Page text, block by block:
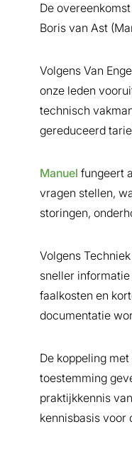
De
Boris van Ast
Volgens Van
onze leden
technisch
gereduceerd
Manuel fungeert
vragen stellen,
storingen,
Volgens
sneller
faalkosten en
documentatie
De koppeling
toestemming
praktijkkennis
kennisbasis voor